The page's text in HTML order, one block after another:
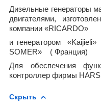
Дизельные генераторы
двигателями,
компании «RICARDO»
и генератором
«Kaijieli»
SOMER»
( Франция)
Для обеспечения
контроллер фирмы
Скрыть